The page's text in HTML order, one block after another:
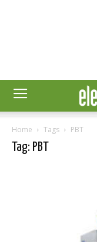
Home Tags PBT
Tag: PBT